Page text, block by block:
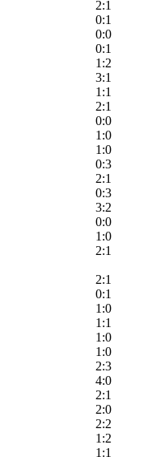
2:1
0:1
0:0
0:1
1:2
3:1
1:1
2:1
0:0
1:0
1:0
0:3
2:1
0:3
3:2
0:0
1:0
2:1
2:1
0:1
1:0
1:1
1:0
1:0
2:3
4:0
2:1
2:0
2:2
1:2
1:1